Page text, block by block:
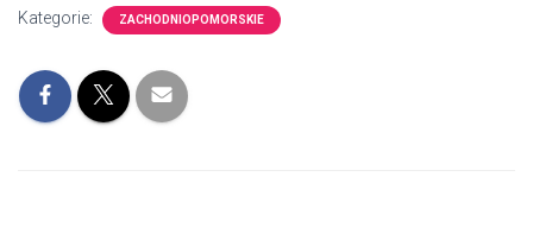
Kategorie: ZACHODNIOPOMORSKIE